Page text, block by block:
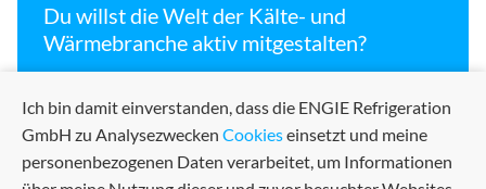
Du willst die Welt der Kälte- und
Wärmebranche aktiv mitgestalten?
Hier findest Du alle aktuellen Ausbildungsplätze!
Ich bin damit einverstanden, dass die ENGIE Refrigeration
GmbH zu Analysezwecken Cookieseinsetzt und meine
personenbezogenen Daten verarbeitet, um Informationen